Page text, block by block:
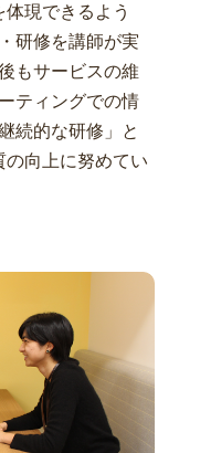
現できるよう
研修を講師が実
もサービスの維
ティングでの情
続的な研修」と
向上に努めてい